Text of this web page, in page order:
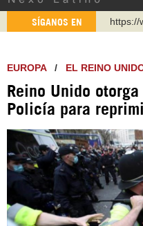
SÍGANOS EN
https://
http://
https://
EUROPA/ EL REINO
Reino Unido
Policía para